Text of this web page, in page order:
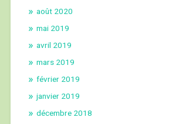
août 2020
mai 2019
avril 2019
mars 2019
février 2019
janvier 2019
décembre 2018